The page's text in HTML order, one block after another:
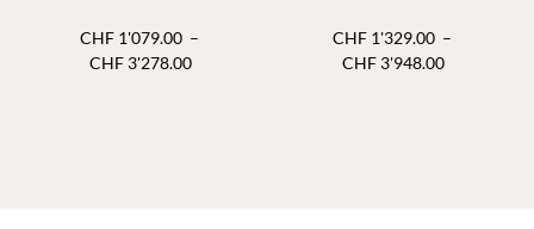
CHF1'079.00 –
CHF 3'278.00Plage
CHF1'329.00 –
CHF 3'948.00Plage